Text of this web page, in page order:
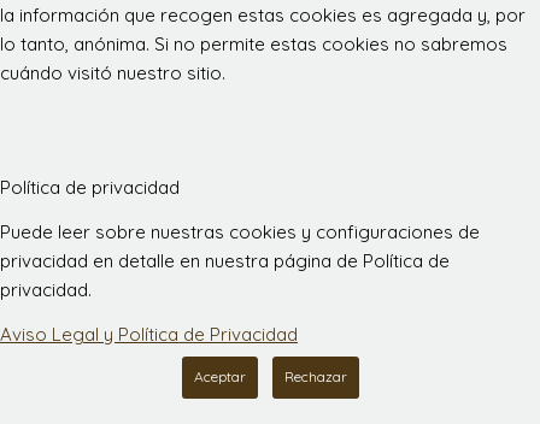
la información que recogen estas cookies es agregada y, por
lo tanto, anónima. Si no permite estas cookies no sabremos
cuándo visitó nuestro sitio.
Política de privacidad
Puede leer sobre nuestras cookies y configuraciones de
privacidad en detalle en nuestra página de Política de
privacidad.
Aviso Legal y Política de Privacidad
Aceptar Rechazar